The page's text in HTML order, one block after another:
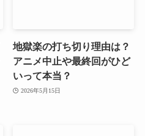
地獄楽の打ち切り理由は？
アニメ中止や最終回がひど
いって本当？
2026年5月15日